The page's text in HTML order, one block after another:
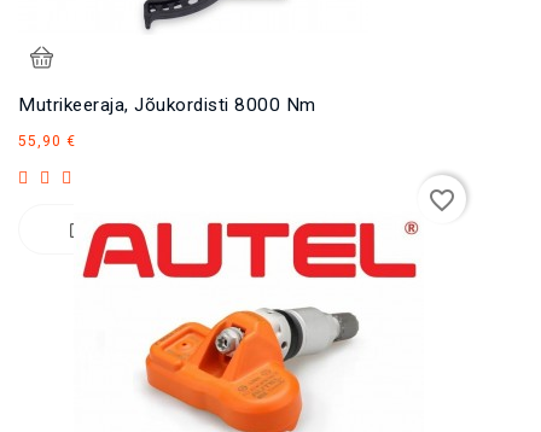
Mutrikeeraja, Jõukordisti 8000 Nm
55,90 €
favorite_border